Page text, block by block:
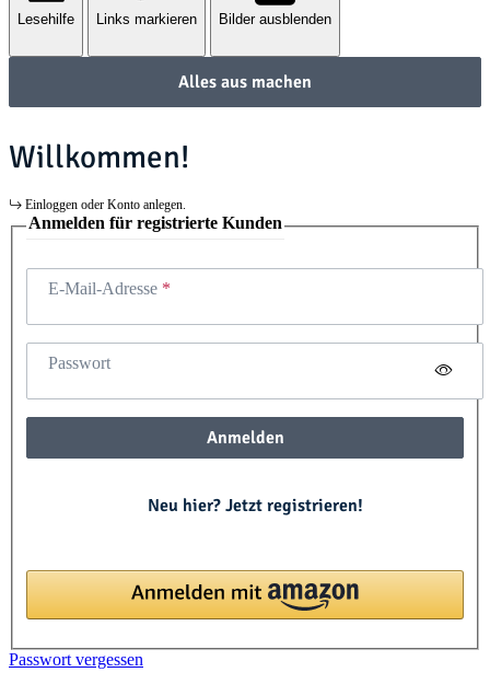
Lesehilfe Links markieren Bilder ausblenden
Alles aus machen
Willkommen!
Einloggen oder Konto anlegen.
Anmelden für registrierte Kunden
E-Mail-Adresse
Passwort
Anmelden
Neu hier? Jetzt registrieren!
Passwort vergessen